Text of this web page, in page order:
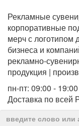
Рекламные
корпоративные
мерч с логотипом
бизнеса и
рекламно-
продукция |
пн-пт: 09:00 -
Доставка по всей